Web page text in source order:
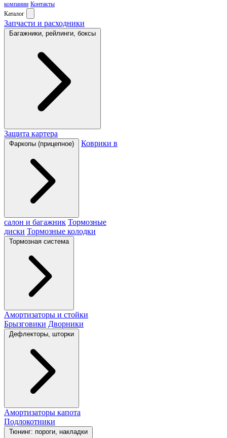
компании Контакты
Каталог
Запчасти и расходники
Багажники, рейлинги, боксы
Защита картера
Фаркопы (прицепное) Коврики в
салон и багажник Тормозные
диски Тормозные колодки
Тормозная система
Амортизаторы и стойки
Брызговики Дворники
Дефлекторы, шторки
Амортизаторы капота
Подлокотники
Тюнинг: пороги, накладки